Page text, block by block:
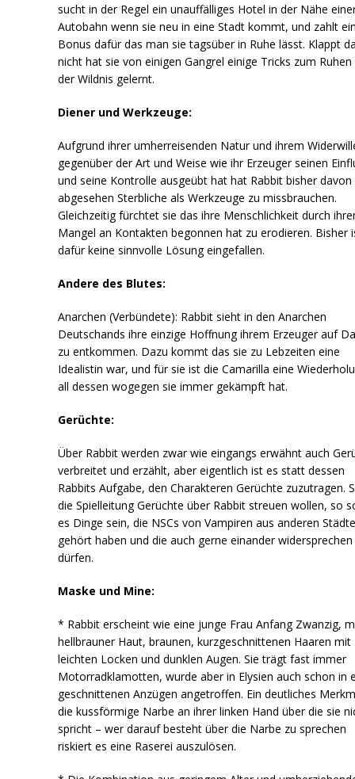
sucht in der Regel ein unauffälliges Hotel in der Nähe
Autobahn wenn sie neu in eine Stadt kommt, und zahlt
Bonus dafür das man sie tagsüber in Ruhe lässt. Klappt
nicht hat sie von einigen Gangrel einige Tricks zum Ruhen
der Wildnis gelernt.
Diener und Werkzeuge:
Aufgrund ihrer umherreisenden Natur und ihrem
gegenüber der Art und Weise wie ihr Erzeuger seinen
und seine Kontrolle ausgeübt hat hat Rabbit bisher davon
abgesehen Sterbliche als Werkzeuge zu missbrauchen.
Gleichzeitig fürchtet sie das ihre Menschlichkeit durch
Mangel an Kontakten begonnen hat zu erodieren. Bisher
dafür keine sinnvolle Lösung eingefallen.
Andere des Blutes:
Anarchen (Verbündete): Rabbit sieht in den Anarchen
Deutschands ihre einzige Hoffnung ihrem Erzeuger auf
zu entkommen. Dazu kommt das sie zu Lebzeiten eine
Idealistin war, und für sie ist die Camarilla eine
all dessen wogegen sie immer gekämpft hat.
Gerüchte:
Über Rabbit werden zwar wie eingangs erwähnt auch
verbreitet und erzählt, aber eigentlich ist es statt dessen
Rabbits Aufgabe, den Charakteren Gerüchte zuzutragen.
die Spielleitung Gerüchte über Rabbit streuen wollen, so
es Dinge sein, die NSCs von Vampiren aus anderen
gehört haben und die auch gerne einander widersprechen
dürfen.
Maske und Mine:
* Rabbit erscheint wie eine junge Frau Anfang Zwanzig,
hellbrauner Haut, braunen, kurzgeschnittenen Haaren mit
leichten Locken und dunklen Augen. Sie trägt fast immer
Motorradklamotten, wurde aber in Elysien auch schon in
geschnittenen Anzügen angetroffen. Ein deutliches
die kussförmige Narbe an ihrer linken Hand über die sie
spricht – wer darauf besteht über die Narbe zu sprechen
riskiert es eine Raserei auszulösen.